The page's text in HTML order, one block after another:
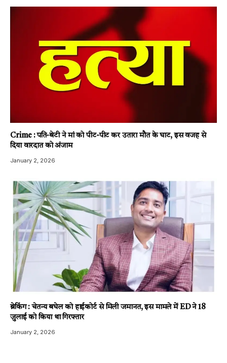
Crime : पति-बेटी ने मां को पीट-पीट कर उतारा मौत के घाट, इस वजह से
दिया वारदात को अंजाम
January 2, 2026
ब्रेकिंग : चेतन्य बघेल को हाईकोर्ट से मिली जमानत, इस मामले में ED ने 18
जुलाई को किया था गिरफ्तार
January 2, 2026